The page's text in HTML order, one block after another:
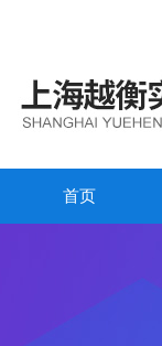
首页